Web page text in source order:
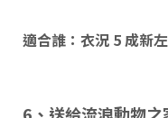
適合誰：衣況 5 成新